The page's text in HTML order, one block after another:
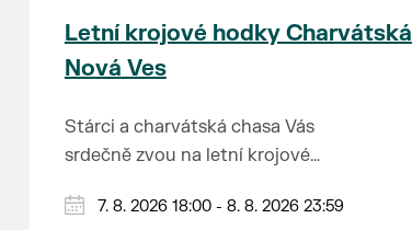
Letní krojové hodky Charvátská
Nová Ves
Stárci a charvátská chasa Vás
srdečně zvou na letní krojové
PÁTEK 7. srpna
7. 8. 2026 18:00 - 8. 8. 2026 23:59